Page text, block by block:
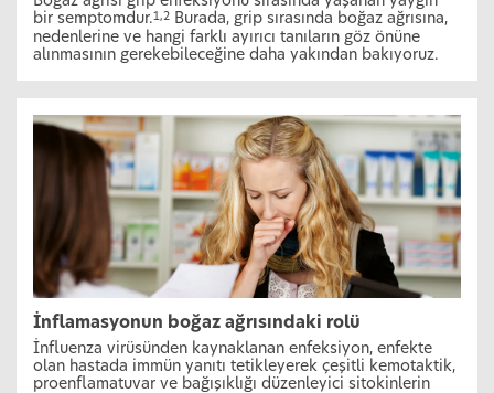
bir semptomdur.1,2 Burada, grip sırasında boğaz ağrısına,
nedenlerine ve hangi farklı ayırıcı tanıların göz önüne
alınmasının gerekebileceğine daha yakından bakıyoruz.
İnflamasyonun boğaz ağrısındaki rolü
İnfluenza virüsünden kaynaklanan enfeksiyon, enfekte
olan hastada immün yanıtı tetikleyerek çeşitli kemotaktik,
proenflamatuvar ve bağışıklığı düzenleyici sitokinlerin